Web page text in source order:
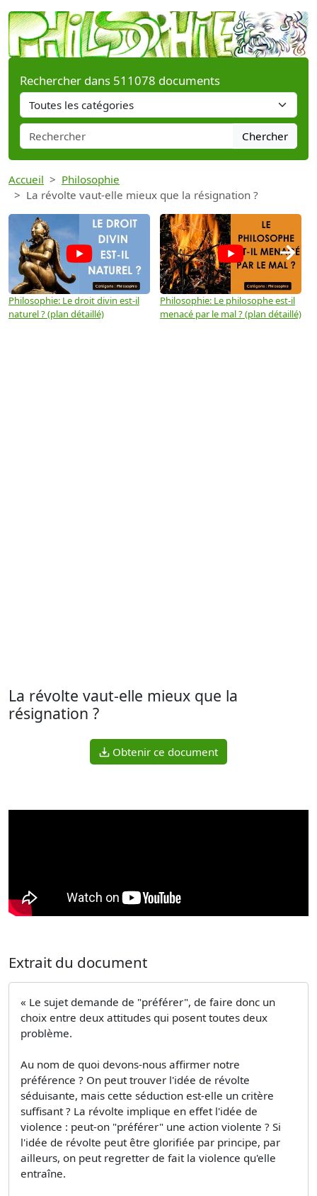
Rechercher dans 511078 documents
Chercher
Accueil
Philosophie
La révolte vaut-elle mieux que la résignation ?
Philosophie: Le droit divin est-il
naturel ? (plan détaillé)
Philosophie: Le philosophe est-il
menacé par le mal ? (plan détaillé)
→
La révolte vaut-elle mieux que la
résignation ?
Obtenir ce document
Extrait du document
« Le sujet demande de "préférer", de faire donc un
choix entre deux attitudes qui posent toutes deux
problème.
Au nom de quoi devons-nous affirmer notre
préférence ? On peut trouver l'idée de révolte
séduisante, mais cette séduction est-elle un critère
suffisant ? La révolte implique en effet l'idée de
violence : peut-on "préférer" une action violente ? Si
l'idée de révolte peut être glorifiée par principe, par
ailleurs, on peut regretter de fait la violence qu'elle
entraîne.